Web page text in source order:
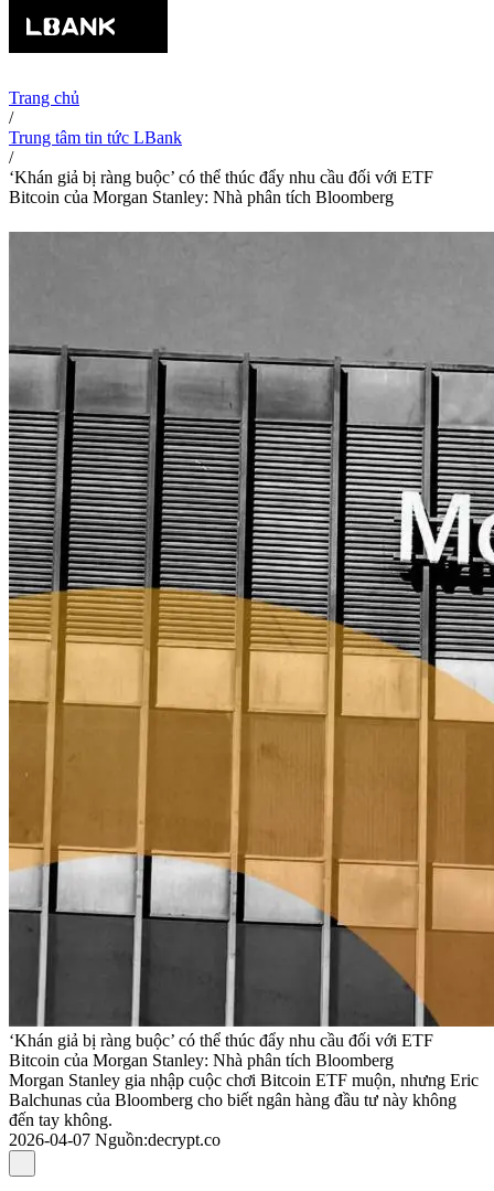
Trang chủ
/
Trung tâm tin tức LBank
/
‘Khán giả bị ràng buộc’ có thể thúc đẩy nhu cầu đối với ETF
Bitcoin của Morgan Stanley: Nhà phân tích Bloomberg
‘Khán giả bị ràng buộc’ có thể thúc đẩy nhu cầu đối với ETF
Bitcoin của Morgan Stanley: Nhà phân tích Bloomberg
Morgan Stanley gia nhập cuộc chơi Bitcoin ETF muộn, nhưng Eric
Balchunas của Bloomberg cho biết ngân hàng đầu tư này không
đến tay không.
2026-04-07 Nguồn:decrypt.co